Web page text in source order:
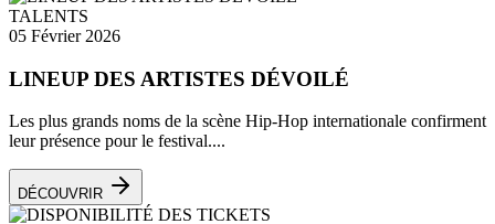
TALENTS
05 Février 2026
LINEUP DES ARTISTES DÉVOILÉ
Les plus grands noms de la scène Hip-Hop internationale confirment
leur présence pour le festival....
DÉCOUVRIR